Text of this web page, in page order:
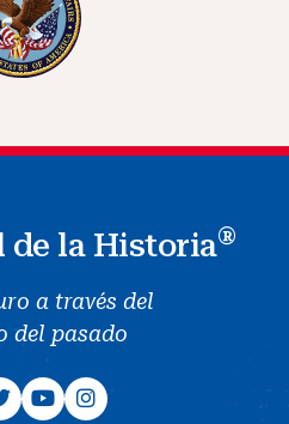
de la Historia®
a través del
del pasado